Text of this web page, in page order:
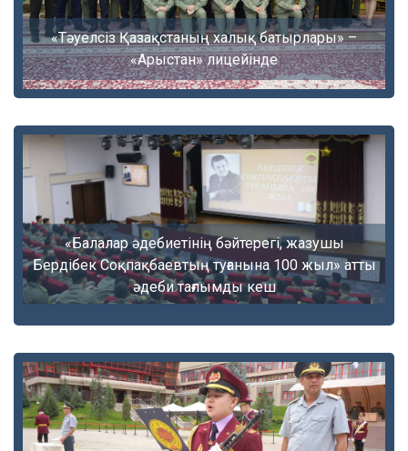
«Тәуелсіз Қазақстаның халық батырлары» –
«Арыстан» лицейінде
«Балалар әдебиетінің бәйтерегі, жазушы
Бердібек Соқпақбаевтың туғанына 100 жыл» атты
әдеби тағлымды кеш